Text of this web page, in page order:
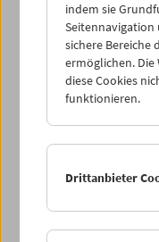
> Weitere Karten
Ticketpreise:
EUR 10,50
Ihre Mitgliedschaft
Ermäßigte Tickets,
können online nur
ausschließlich an der
Weitere
indem sie
sichere Bereiche
ermöglichen. Die
diese Cookies
funktionieren.
Drittanbieter